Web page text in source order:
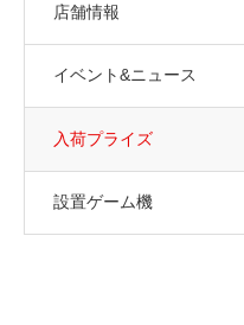
店舗情報
イベント&ニュース
入荷プライズ
設置ゲーム機